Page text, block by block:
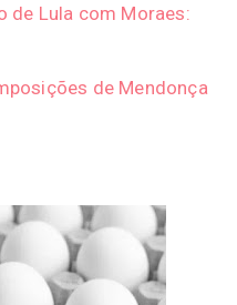
de Lula com Moraes:
de Mendonça